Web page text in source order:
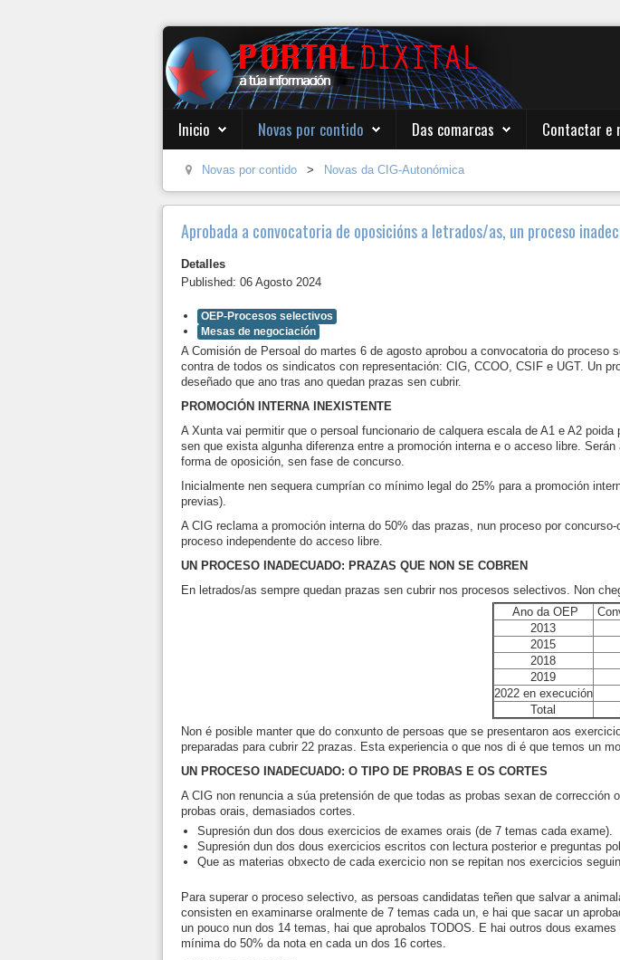
Inicio Novas por contido Das comarcas Contactar e
Novas por contido > Novas da CIG-Autonómica
Aprobada a convocatoria de oposicións a letrados/as, un proceso
Detalles
Published: 06 Agosto 2024
OEP-Procesos selectivos
Mesas de negociación
A Comisión de Persoal do martes 6 de agosto aprobou a convocatoria do
contra de todos os sindicatos con representación: CIG, CCOO, CSIF e UGT. Un
deseñado que ano tras ano quedan prazas sen cubrir.
PROMOCIÓN INTERNA INEXISTENTE
A Xunta vai permitir que o persoal funcionario de calquera escala de A1 e A2
sen que exista algunha diferenza entre a promoción interna e o acceso libre.
forma de oposición, sen fase de concurso.
Inicialmente nen sequera cumprían co mínimo legal do 25% para a promoción
previas).
A CIG reclama a promoción interna do 50% das prazas, nun proceso por
proceso independente do acceso libre.
UN PROCESO INADECUADO: PRAZAS QUE NON SE COBREN
En letrados/as sempre quedan prazas sen cubrir nos procesos selectivos. Non
Ano da OEP
2013
2015
2018
2019
2022 en execución
Total
Non é posible manter que do conxunto de persoas que se presentaron aos
preparadas para cubrir 22 prazas. Esta experiencia o que nos di é que temos un
UN PROCESO INADECUADO: O TIPO DE PROBAS E OS CORTES
A CIG non renuncia a súa pretensión de que todas as probas sexan de
probas orais, demasiados cortes.
Supresión dun dos dous exercicios de exames orais (de 7 temas cada exame).
Supresión dun dos dous exercicios escritos con lectura posterior e preguntas
Que as materias obxecto de cada exercicio non se repitan nos exercicios
Para superar o proceso selectivo, as persoas candidatas teñen que salvar a
consisten en examinarse oralmente de 7 temas cada un, e hai que sacar un
un pouco nun dos 14 temas, hai que aprobalos TODOS. E hai outros dous
mínima do 50% da nota en cada un dos 16 cortes.